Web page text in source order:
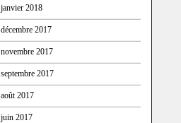
janvier 2018
décembre 2017
novembre 2017
septembre 2017
août 2017
juin 2017